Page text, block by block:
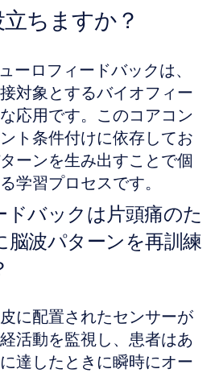
ちますか？
ーロフィードバックは、
対象とするバイオフィー
応用です。このコアコン
ト条件付けに依存してお
ーンを生み出すことで個
学習プロセスです。
バックは片頭痛のた
脳波パターンを再訓練
に配置されたセンサーが
活動を監視し、患者はあ
達したときに瞬時にオー